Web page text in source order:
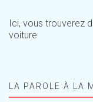
Ici, vous trouverez
voiture
LA PAROLE À LA